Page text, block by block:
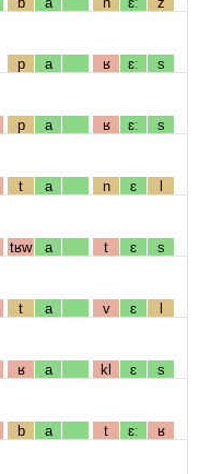
p a ʁ ɛː s
p a ʁ ɛː s
t a n ɛ l
tʁw a t ɛ s
t a v ɛ l
ʁ a kl ɛ s
b a t ɛː ʁ